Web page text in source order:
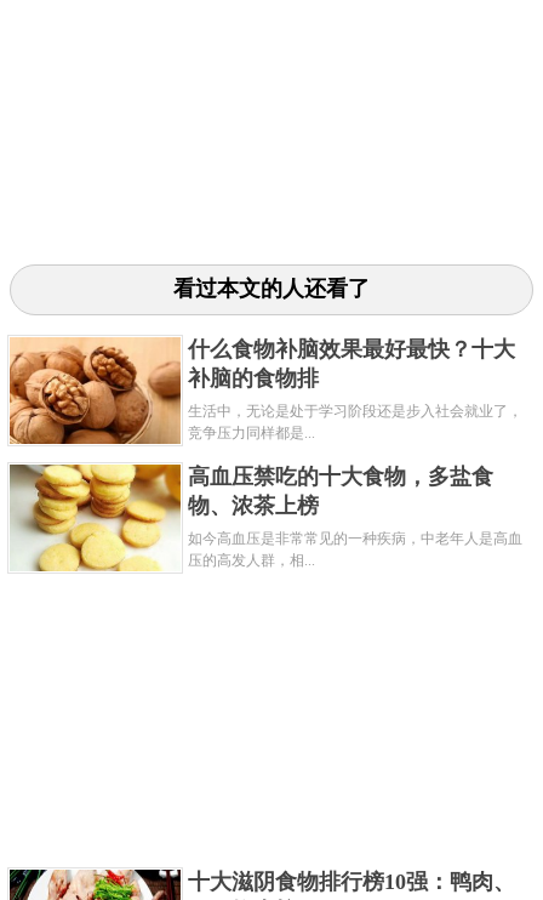
南瓜里面含有丰富的维生素E，不仅可以有一定抗氧化
能力，还可以作用于脑下垂体和卵巢控制雌激素的分
泌，并且维生素e还能够促进皮肤健康和预防高血压等
疾病。
看过本文的人还看了
什么食物补脑效果最好最快？十大
补脑的食物排
生活中，无论是处于学习阶段还是步入社会就业了，
竞争压力同样都是...
高血压禁吃的十大食物，多盐食
物、浓茶上榜
如今高血压是非常常见的一种疾病，中老年人是高血
压的高发人群，相...
十大滋阴食物排行榜10强：鸭肉、